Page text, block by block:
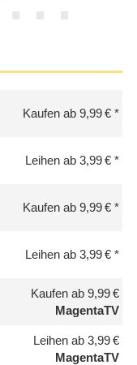
Kaufen ab 9,99 €
Leihen ab 3,99 €
Kaufen ab 9,99 €
Leihen ab 3,99 €
Kaufen ab 9,99 €
MagentaTV
Leihen ab 3,99 €
MagentaTV